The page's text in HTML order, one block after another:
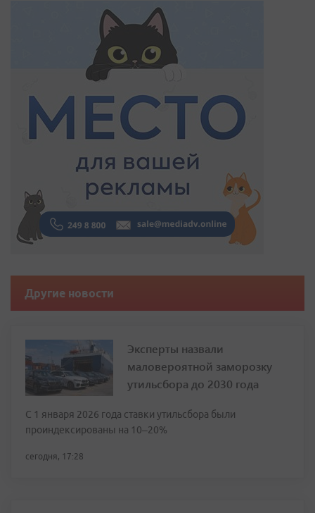
Другие новости
Эксперты назвали
маловероятной заморозку
утильсбора до 2030 года
С 1 января 2026 года ставки утильсбора были
проиндексированы на 10–20%
сегодня, 17:28